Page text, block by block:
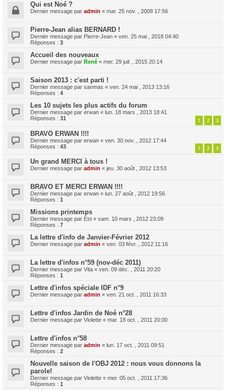
Qui est Noé ?
Dernier message par admin « mar. 25 nov. , 2008 17:56
Pierre-Jean alias BERNARD !
Dernier message par Pierre-Jean « ven. 25 mai , 2018 04:40
Réponses : 3
Accueil des nouveaux
Dernier message par René « mer. 29 juil. , 2015 20:14
Saison 2013 : c'est parti !
Dernier message par sanmas « ven. 24 mai , 2013 13:16
Réponses : 4
Les 10 sujets les plus actifs du forum
Dernier message par erwan « lun. 18 mars , 2013 18:41
Réponses : 31 1 2 3
BRAVO ERWAN !!!!
Dernier message par erwan « ven. 30 nov. , 2012 17:44
Réponses : 43 1 2 3
Un grand MERCI à tous !
Dernier message par admin « jeu. 30 août , 2012 13:53
BRAVO ET MERCI ERWAN !!!!
Dernier message par erwan « lun. 27 août , 2012 19:56
Réponses : 1
Missions printemps
Dernier message par Est « sam. 10 mars , 2012 23:09
Réponses : 7
La lettre d'info de Janvier-Février 2012
Dernier message par admin « ven. 03 févr. , 2012 11:16
La lettre d'infos n°59 (nov-déc 2011)
Dernier message par Vita « ven. 09 déc. , 2011 20:20
Réponses : 1
Lettre d'infos spéciale IDF n°9
Dernier message par admin « ven. 21 oct. , 2011 16:33
Lettre d'infos Jardin de Noé n°28
Dernier message par Violette « mar. 18 oct. , 2011 20:00
Lettre d'infos n°58
Dernier message par admin « lun. 17 oct. , 2011 09:51
Réponses : 2
Nouvelle saison de l'OBJ 2012 : nous vous donnons la
parole!
Dernier message par Violette « mer. 05 oct. , 2011 17:36
Réponses : 1